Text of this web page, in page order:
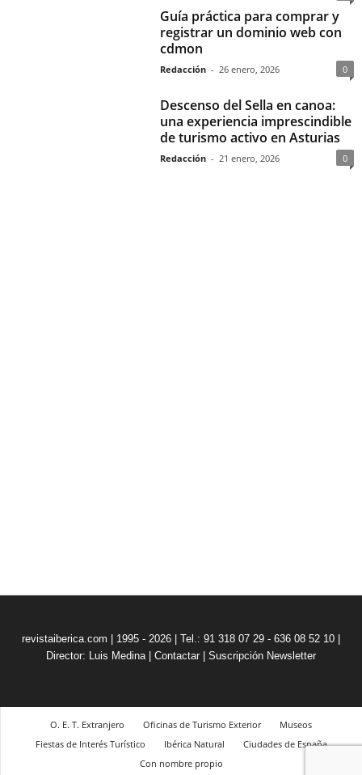
Guía práctica para comprar y
registrar un dominio web con
cdmon
Redacción - 26 enero, 2026 0
Descenso del Sella en canoa:
una experiencia imprescindible
de turismo activo en Asturias
Redacción - 21 enero, 2026 0
revistaiberica.com | 1995 - 2026 | Tel.: 91 318 07 29 - 636 08 52 10 |
Director: Luis Medina | Contactar | Suscripción Newsletter
O. E. T. Extranjero Oficinas de Turismo Exterior
Museos
Fiestas de Interés Turístico
Ibérica Natural
Ciudades de España
Con nombre propio